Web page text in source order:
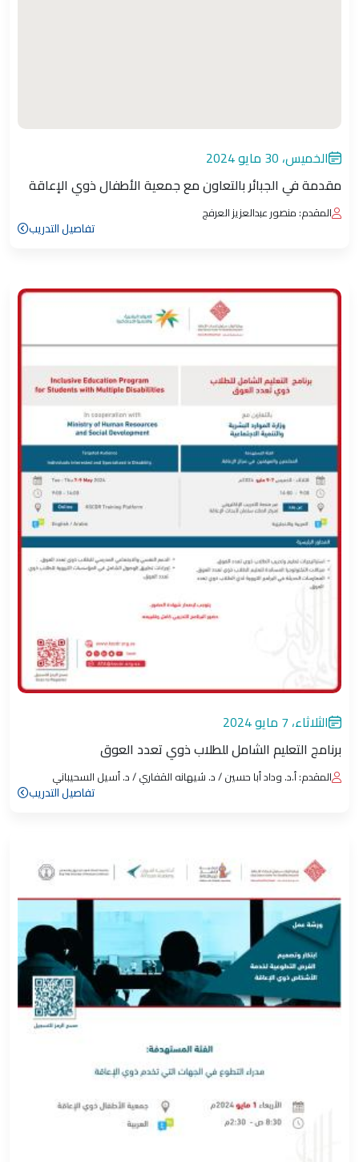
الخميس، 30 مايو 2024
مقدمة في الجبائر بالتعاون مع جمعية الأطفال ذوي الإعاقة
المقدم: منصور عبدالعزيز العرفج
تفاصيل التدريب
الثلاثاء، 7 مايو 2024
برنامج التعليم الشامل للطلاب ذوي تعدد العوق
المقدم: أ.د. وداد أبا حسين / د. شيهانه القفاري / د. أسيل السحيباني
تفاصيل التدريب